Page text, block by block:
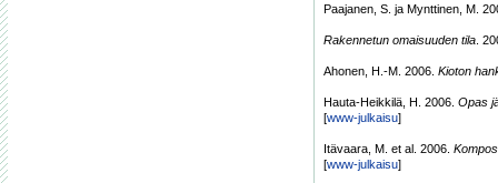
Paajanen, S. ja Mynttinen, M.
Rakennetun omaisuuden tila .
Ahonen, H.-M. 2006. Kioton
Hauta-Heikkilä, H. 2006. Opas
[www-julkaisu]
Itävaara, M. et al. 2006.
[www-julkaisu]